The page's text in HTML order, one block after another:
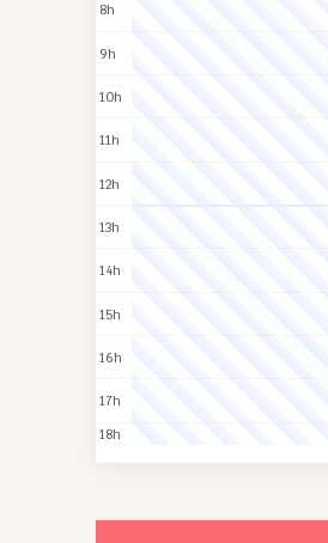
8h
9h
10h
11h
12h
13h
14h
15h
16h
17h
18h